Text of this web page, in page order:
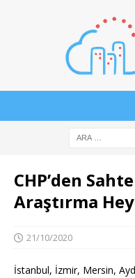
CHP’den
Araştırma
21/10/2020
İstanbul, İzmir, Mersin,